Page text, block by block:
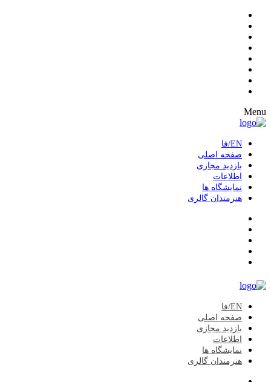
Menu
EN/فا
صفحه اصلی
بازدید مجازی
اطلاعات
نمایشگاه ها
هنرمندان گالری
EN/فا
صفحه اصلی
بازدید مجازی
اطلاعات
نمایشگاه ها
هنرمندان گالری